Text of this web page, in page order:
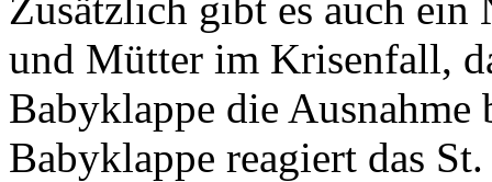
und Mütter im Krisenfall,
Babyklappe die
Babyklappe reagiert das